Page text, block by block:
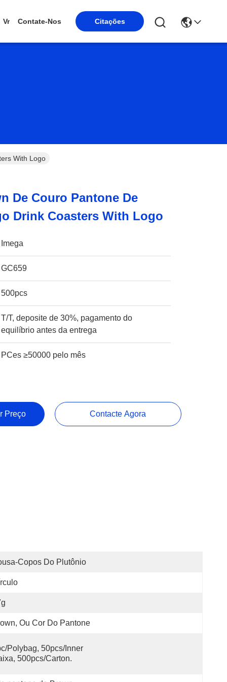
Vr Contate-Nos Citações
With Logo
De Couro Pantone De
Drink Coasters With Logo
Imega
GC659
500pcs
T/T, deposite de 30%, pagamento do
equilíbrio antes da entrega
PCes ≥50000 pelo mês
Preço Contacte Agora
Copos Do Plutônio
Ou Cor Do Pantone
polybag, 50pcs/inner
500pcs/carton.